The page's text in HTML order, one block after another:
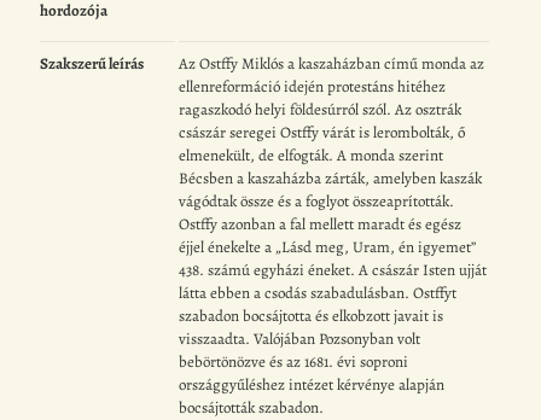
hordozója
Szakszerű leírás
Az Ostffy Miklós a kaszaházban című monda az
ellenreformáció idején protestáns hitéhez
ragaszkodó helyi földesúrról szól. Az osztrák
császár seregei Ostffy várát is lerombolták, ő
elmenekült, de elfogták. A monda szerint
Bécsben a kaszaházba zárták, amelyben kaszák
vágódtak össze és a foglyot összeaprították.
Ostffy azonban a fal mellett maradt és egész
éjjel énekelte a „Lásd meg, Uram, én igyemet”
438. számú egyházi éneket. A császár Isten ujját
látta ebben a csodás szabadulásban. Ostffyt
szabadon bocsájtotta és elkobzott javait is
visszaadta. Valójában Pozsonyban volt
bebörtönözve és az 1681. évi soproni
országgyűléshez intézet kérvénye alapján
bocsájtották szabadon.